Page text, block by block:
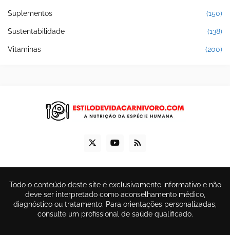
Suplementos (150)
Sustentabilidade (138)
Vitaminas (200)
Todo o conteúdo deste site é exclusivamente informativo e não
deve ser interpretado como aconselhamento médico,
diagnóstico ou tratamento. Para orientações personalizadas,
consulte um profissional de saúde qualificado.